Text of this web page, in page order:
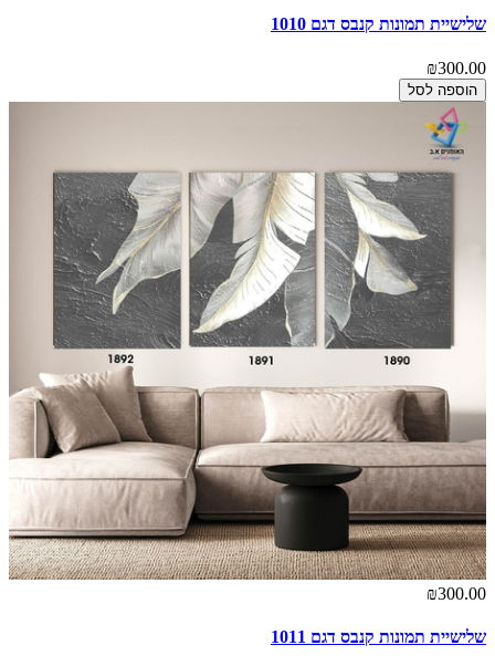
שלישיית תמונות קנבס דגם 1010
₪300.00
הוספה לסל
₪300.00
שלישיית תמונות קנבס דגם 1011